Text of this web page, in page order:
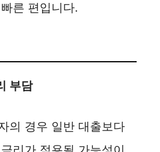
른 편입니다.
부담
의 경우 일반 대출보다